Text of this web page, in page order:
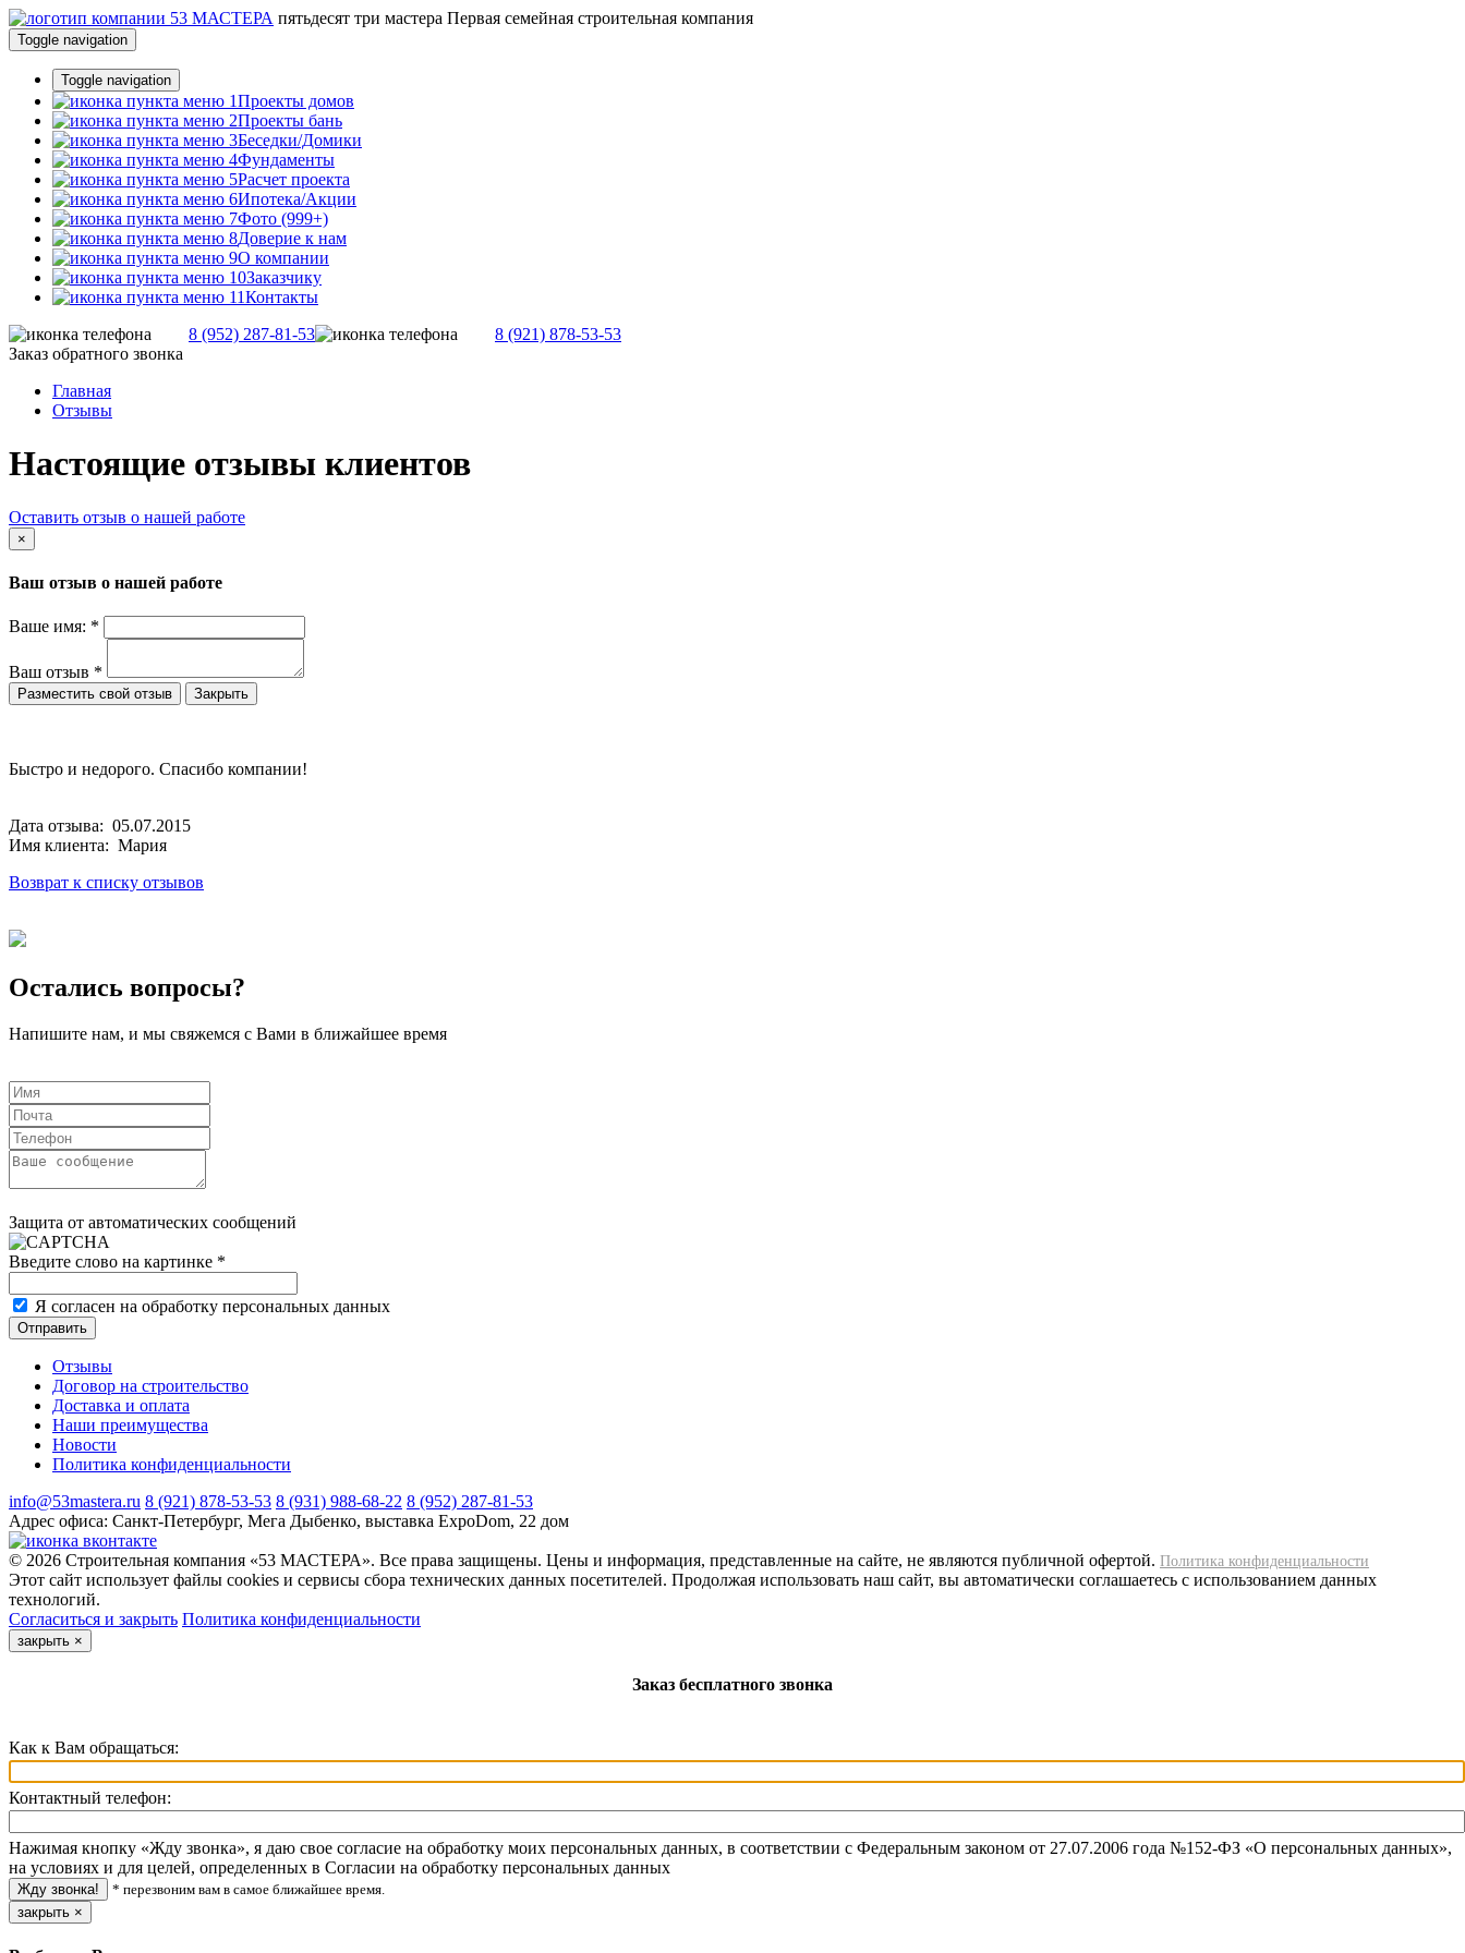
пятьдесят три мастера Первая семейная строительная компания
Toggle navigation
Toggle navigation
Проекты домов
Проекты бань
Беседки/Домики
Фундаменты
Расчет проекта
Ипотека/Акции
Фото (999+)
Доверие к нам
О компании
Заказчику
Контакты
8 (952) 287-81-53
8 (921) 878-53-53
Заказ обратного звонка
Главная
Отзывы
Настоящие отзывы клиентов
Оставить отзыв о нашей работе
×
Ваш отзыв о нашей работе
Ваше имя: *
Ваш отзыв *
Закрыть
Быстро и недорого. Спасибо компании!
Дата отзыва: 05.07.2015
Имя клиента: Мария
Возврат к списку отзывов
Остались вопросы?
Напишите нам, и мы свяжемся с Вами в ближайшее время
Защита от автоматических сообщений
Введите слово на картинке *
Я согласен на обработку персональных данных
Отзывы
Договор на строительство
Доставка и оплата
Наши преимущества
Новости
Политика конфиденциальности
info@53mastera.ru 8 (921) 878-53-53 8 (931) 988-68-22 8 (952) 287-81-53
Адрес офиса: Санкт-Петербург, Мега Дыбенко, выставка ExpoDom, 22 дом
© 2026 Строительная компания «53 МАСТЕРА». Все права защищены. Цены и информация, представленные на сайте, не являются публичной офертой. Политика конфиденциальности
Этот сайт использует файлы cookies и сервисы сбора технических данных посетителей. Продолжая использовать наш сайт, вы автоматически соглашаетесь с использованием данных
технологий.
Согласиться и закрыть Политика конфиденциальности
закрыть ×
Заказ бесплатного звонка
Как к Вам обращаться:
Контактный телефон:
Нажимая кнопку «Жду звонка», я даю свое согласие на обработку моих персональных данных, в соответствии с Федеральным законом от 27.07.2006 года №152-ФЗ «О персональных данных»,
на условиях и для целей, определенных в Согласии на обработку персональных данных
* перезвоним вам в самое ближайшее время.
закрыть ×